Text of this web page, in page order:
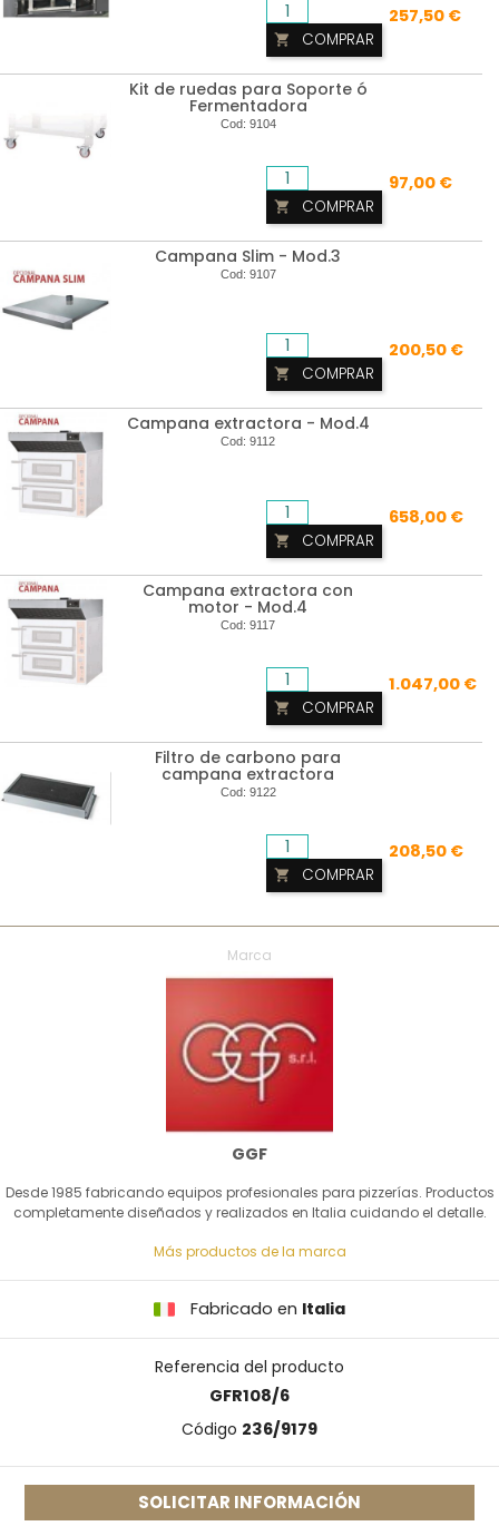
Marca
GGF
Desde 1985 fabricando equipos profesionales para pizzerías. Productos
completamente diseñados y realizados en Italia cuidando el detalle.
Más productos de la marca
Fabricado en Italia
Referencia del producto
GFR108/6
Código 236/9179
SOLICITAR INFORMACIÓN
257,50 €
 COMPRAR
Kit de ruedas para Soporte ó
Fermentadora
Cod: 9104
97,00 €
 COMPRAR
Campana Slim - Mod.3
Cod: 9107
200,50 €
 COMPRAR
Campana extractora - Mod.4
Cod: 9112
658,00 €
 COMPRAR
Campana extractora con
motor - Mod.4
Cod: 9117
1.047,00 €
 COMPRAR
Filtro de carbono para
campana extractora
Cod: 9122
208,50 €
 COMPRAR